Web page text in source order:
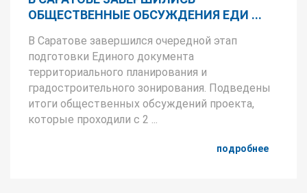
ОБЩЕСТВЕННЫЕ ОБСУЖДЕНИЯ ЕДИ ...
В Саратове завершился очередной этап
подготовки Единого документа
территориального планирования и
градостроительного зонирования. Подведены
итоги общественных обсуждений проекта,
которые проходили с 2 ...
подробнее